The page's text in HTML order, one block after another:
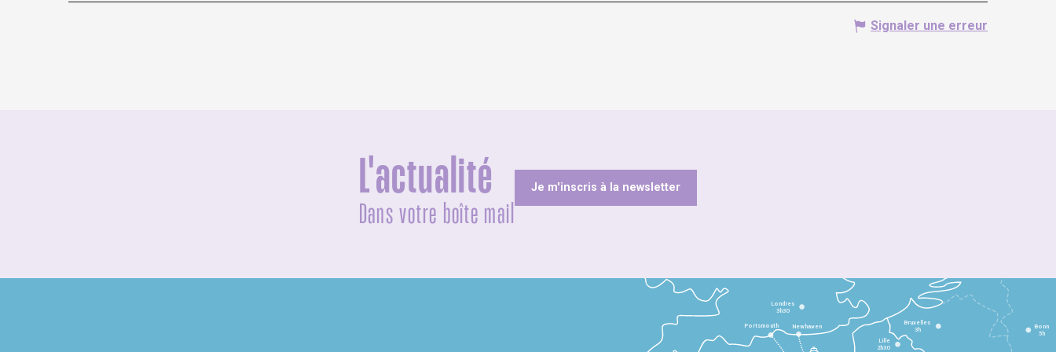
Signaler une erreur
L'actualité
Dans votre boîte mail
Je m'inscris à la newsletter
Lille
2h30
Bruxelles
3h
Londres
3h30
Newhaven
Portsmouth Bonn
5h